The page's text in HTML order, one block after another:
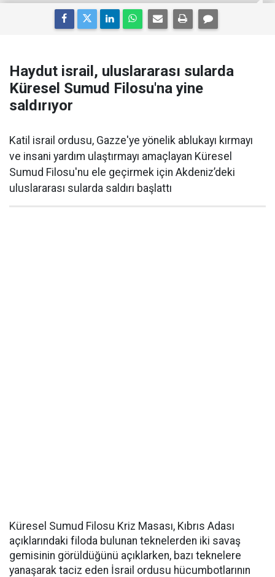
Haydut israil, uluslararası sularda
Küresel Sumud Filosu'na yine
saldırıyor
Katil israil ordusu, Gazze'ye yönelik ablukayı kırmayı
ve insani yardım ulaştırmayı amaçlayan Küresel
Sumud Filosu'nu ele geçirmek için Akdeniz’deki
uluslararası sularda saldırı başlattı
Küresel Sumud Filosu Kriz Masası, Kıbrıs Adası
açıklarındaki filoda bulunan teknelerden iki savaş
gemisinin görüldüğünü açıklarken, bazı teknelere
yanaşarak taciz eden İsrail ordusu hücumbotlarının